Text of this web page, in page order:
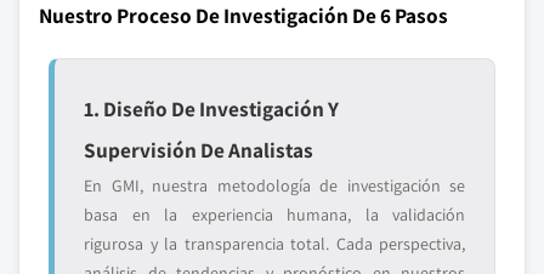
Nuestro Proceso De Investigación De 6 Pasos
1. Diseño De Investigación Y
Supervisión De Analistas
En GMI, nuestra metodología de investigación se
basa en la experiencia humana, la validación
rigurosa y la transparencia total. Cada perspectiva,